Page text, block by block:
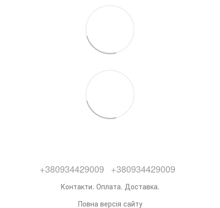
+380934429009 +380934429009
Контакти. Оплата. Доставка.
Повна версія сайту